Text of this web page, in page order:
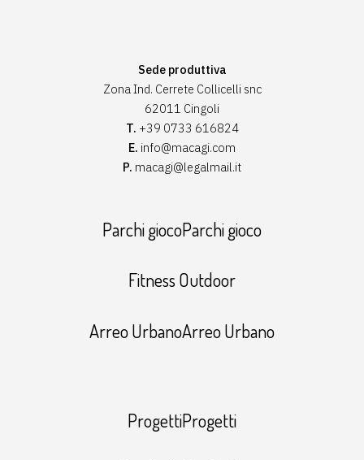
Sede produttiva
Zona Ind. Cerrete Collicelli snc
62011 Cingoli
T. +39 0733 616824
E. info@macagi.com
P. macagi@legalmail.it
Parchi giocoParchi gioco
Fitness Outdoor
Arreo UrbanoArreo Urbano
ProgettiProgetti